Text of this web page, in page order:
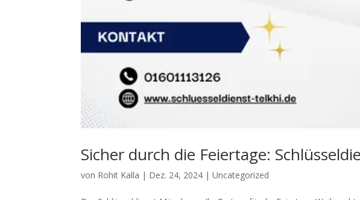
Sicher durch die Feiertage:
von Rohit Kalla | Dez. 24, 2024 |Uncategorized